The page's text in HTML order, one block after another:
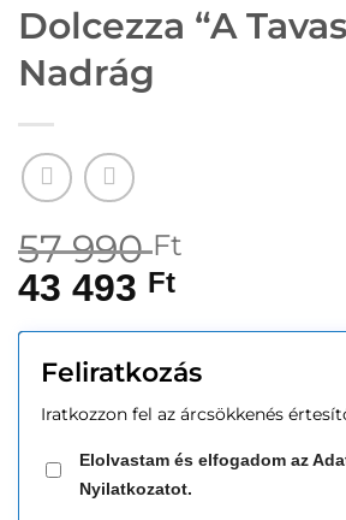
Dolcezza “A
Nadrág
57 990Ft
43 493 Ft
Feliratkozás
Iratkozzon fel az árcsökkenés
Elolvastam és elfogadom az
Nyilatkozatot.